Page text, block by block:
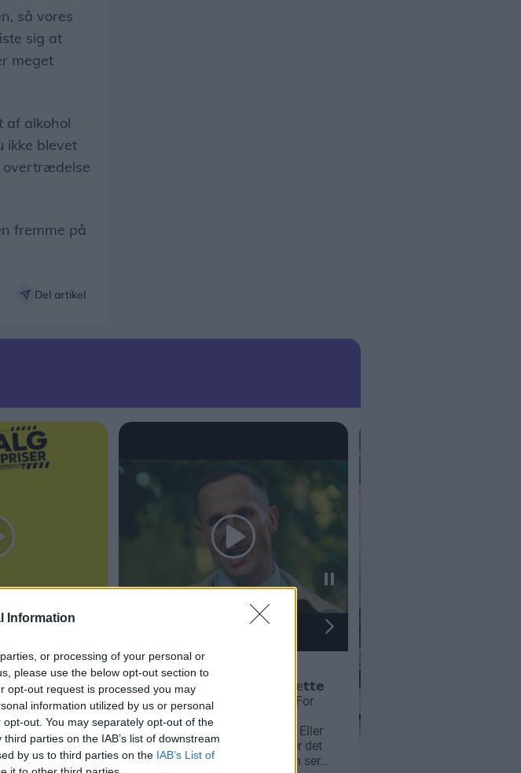
Information
or processing of your personal or
please use the below opt-out section to
opt-out request is processed you may
information utilized by us or personal
out. You may separately opt-out of the
parties on the IAB’s list of downstream
by us to third parties on the IAB’s List of
så vores
sig at
meget
af alkohol
ikke blevet
overtrædelse
fremme på
Del artikel